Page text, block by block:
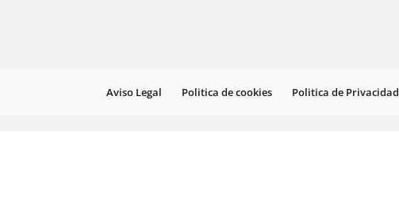
Aviso Legal Politica de cookies Politica de Privacidad